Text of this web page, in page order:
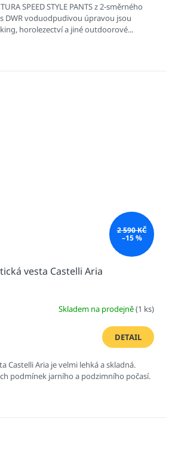
SPEED STYLE PANTS z 2-směrného
DWR voduodpudivou úpravou jsou
horolezectví a jiné outdoorové...
2 590 KČ
–15 %
vesta Castelli Aria
Skladem na prodejně(1 ks)
DETAIL
Castelli Aria je velmi lehká a skladná.
podmínek jarního a podzimního počasí.